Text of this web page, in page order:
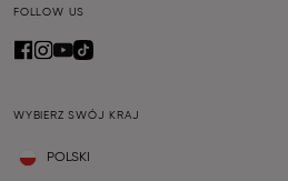
FOLLOW US
WYBIERZ SWÓJ KRAJ
POLSKI